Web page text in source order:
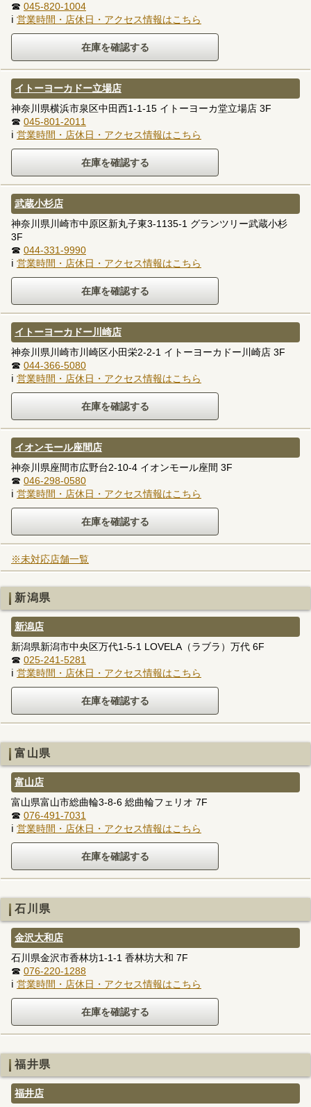
☎ 045-820-1004
ℹ 営業時間・店休日・アクセス情報はこちら
イトーヨーカドー立場店
神奈川県横浜市泉区中田西1-1-15 イトーヨーカ堂立場店 3F
☎ 045-801-2011
ℹ 営業時間・店休日・アクセス情報はこちら
武蔵小杉店
神奈川県川崎市中原区新丸子東3-1135-1 グランツリー武蔵小杉
3F
☎ 044-331-9990
ℹ 営業時間・店休日・アクセス情報はこちら
イトーヨーカドー川崎店
神奈川県川崎市川崎区小田栄2-2-1 イトーヨーカドー川崎店 3F
☎ 044-366-5080
ℹ 営業時間・店休日・アクセス情報はこちら
イオンモール座間店
神奈川県座間市広野台2-10-4 イオンモール座間 3F
☎ 046-298-0580
ℹ 営業時間・店休日・アクセス情報はこちら
※未対応店舗一覧
新潟県
新潟店
新潟県新潟市中央区万代1-5-1 LOVELA（ラブラ）万代 6F
☎ 025-241-5281
ℹ 営業時間・店休日・アクセス情報はこちら
富山県
富山店
富山県富山市総曲輪3-8-6 総曲輪フェリオ 7F
☎ 076-491-7031
ℹ 営業時間・店休日・アクセス情報はこちら
石川県
金沢大和店
石川県金沢市香林坊1-1-1 香林坊大和 7F
☎ 076-220-1288
ℹ 営業時間・店休日・アクセス情報はこちら
福井県
福井店